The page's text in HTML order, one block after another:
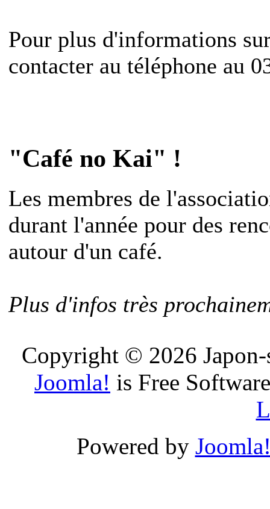
Pour plus d'informations
contacter au téléphone au
"Café no Kai" !
Les membres de
durant l'année pour des
autour d'un café.
Plus d'infos très
Copyright © 2026
Joomla! is Free
Powered by